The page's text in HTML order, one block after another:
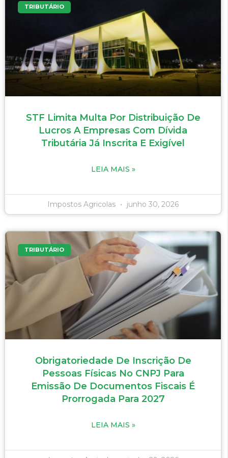
TRIBUTÁRIO
STF Limita Multa Por Distribuição De
Lucros A Empresas Com Dívida
Tributária Já Inscrita E Exigível
LEIA MAIS »
Impostos Agricolas junho 30, 2026
TRIBUTÁRIO
Obrigatoriedade De Inscrição De
Pessoas Físicas No CNPJ Para
Emissão De Documentos Fiscais É
Prorrogada Para 2027
LEIA MAIS »